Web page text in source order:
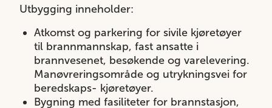
Utbygging inneholder:
Atkomst og parkering for sivile kjøretøyer
til brannmannskap, fast ansatte i
brannvesenet, besøkende og varelevering.
Manøvreringsområde og utrykningsvei for
beredskaps- kjøretøyer.
Bygning med fasiliteter for brannstasjon,